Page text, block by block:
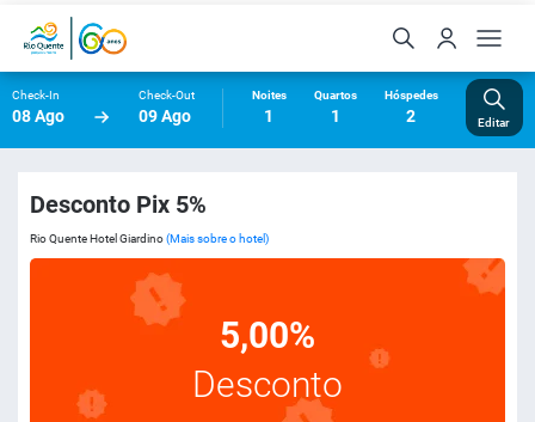
Check-In
08 Ago
Check-Out
09 Ago
Noites
1
Quartos
1
Hóspedes
2 Editar
Desconto Pix 5%
Rio Quente Hotel Giardino(Mais sobre o hotel)
5,00%
Desconto